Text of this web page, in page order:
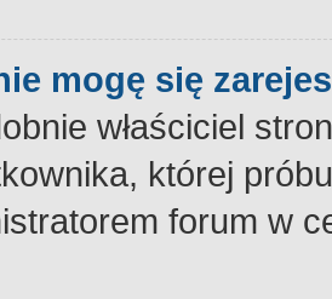
mogę się
właściciel
której
forum w